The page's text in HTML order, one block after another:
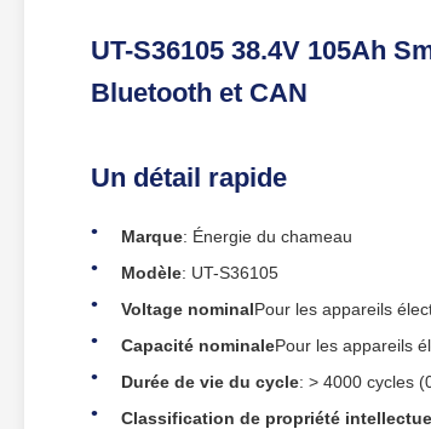
UT-S36105 38.4V 105Ah
Bluetooth et CAN
Un détail rapide
Marque: Énergie du chameau
Modèle: UT-S36105
Voltage nominalPour les appareils
Capacité nominalePour les appareils
Durée de vie du cycle: > 4000 cycles
Classification de propriété